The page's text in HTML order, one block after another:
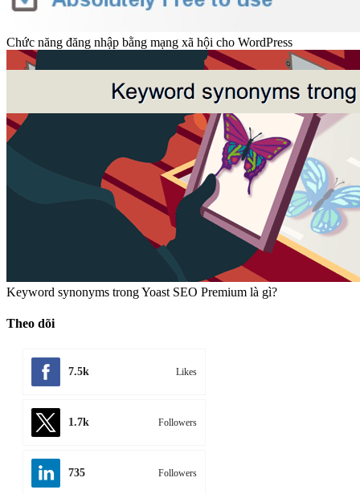
Chức năng đăng nhập bằng mạng xã hội cho WordPress
Keyword synonyms trong Yoast SEO Premium là gì?
Theo dõi
7.5k Likes
1.7k Followers
735 Followers